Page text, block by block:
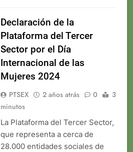
Declaración de la
Plataforma del Tercer
Sector por el Día
Internacional de las
Mujeres 2024
PTSEX 2 años atrás 0
3
minutos
La Plataforma del Tercer Sector,
que representa a cerca de
28.000 entidades sociales de